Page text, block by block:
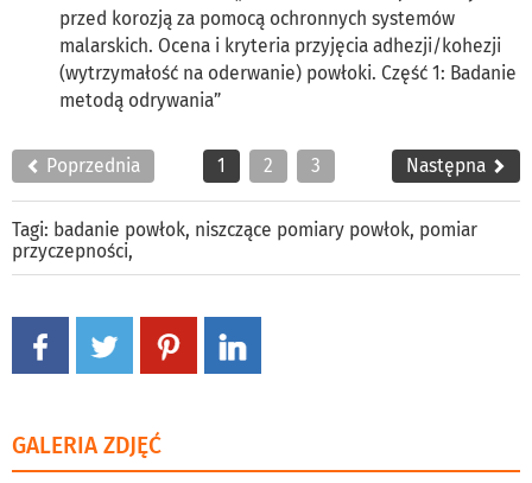
przed korozją za pomocą ochronnych systemów
malarskich. Ocena i kryteria przyjęcia adhezji/kohezji
(wytrzymałość na oderwanie) powłoki. Część 1: Badanie
metodą odrywania”
Poprzednia 1 2 3 Następna
Tagi: badanie powłok, niszczące pomiary powłok, pomiar
przyczepności,
GALERIA ZDJĘĆ